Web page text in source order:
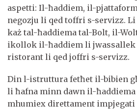
aspetti: Il-ħaddiem, il-
negozju li qed toffri s-servizz.
każ tal-ħaddiema tal-Bolt, il-
ikollok il-ħaddiem li jwassallek
ristorant li qed joffri s-servizz.
Din l-istruttura fetħet il-bibien
li ħafna minn dawn il-
mhumiex direttament impjegati